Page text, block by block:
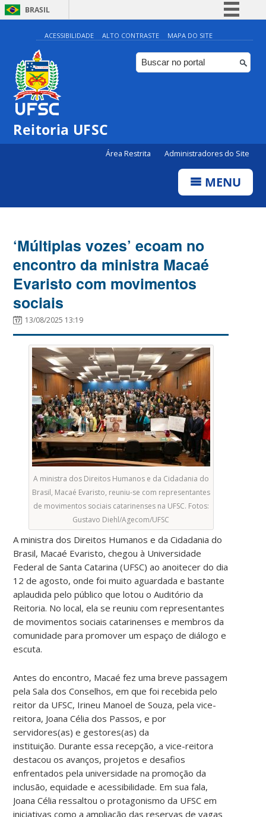
BRASIL
Simplifique!
Comunica BR
Participe
ACESSIBILIDADE ALTO CONTRASTE MAPA DO SITE
Reitoria UFSC
Área Restrita Administradores do Site
MENU
‘Múltiplas vozes’ ecoam no
encontro da ministra Macaé
Evaristo com movimentos
sociais
13/08/2025 13:19
A ministra dos Direitos Humanos e da Cidadania do
Brasil, Macaé Evaristo, reuniu-se com representantes
de movimentos sociais catarinenses na UFSC. Fotos:
Gustavo Diehl/Agecom/UFSC
A ministra dos Direitos Humanos e da Cidadania do
Brasil, Macaé Evaristo, chegou à Universidade
Federal de Santa Catarina (UFSC) ao anoitecer do dia
12 de agosto, onde foi muito aguardada e bastante
aplaudida pelo público que lotou o Auditório da
Reitoria. No local, ela se reuniu com representantes
de movimentos sociais catarinenses e membros da
comunidade para promover um espaço de diálogo e
escuta.
Antes do encontro, Macaé fez uma breve passagem
pela Sala dos Conselhos, em que foi recebida pelo
reitor da UFSC, Irineu Manoel de Souza, pela vice-
reitora, Joana Célia dos Passos, e por
servidores(as) e gestores(as) da
instituição. Durante essa recepção, a vice-reitora
destacou os avanços, projetos e desafios
enfrentados pela universidade na promoção da
inclusão, equidade e acessibilidade. Em sua fala,
Joana Célia ressaltou o protagonismo da UFSC em
iniciativas como a ampliação das reservas de vagas